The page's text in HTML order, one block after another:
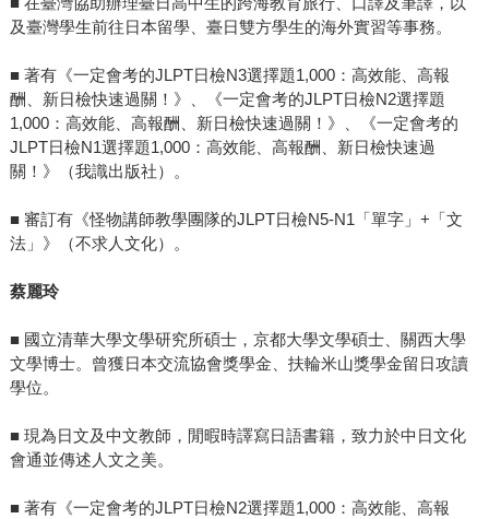
及臺灣學生前往日本留學、臺日雙方學生的海外實習等事務。
■ 著有《一定會考的JLPT日檢N3選擇題1,000：高效能、高報
酬、新日檢快速過關！》、《一定會考的JLPT日檢N2選擇題
1,000：高效能、高報酬、新日檢快速過關！》、《一定會考的
JLPT日檢N1選擇題1,000：高效能、高報酬、新日檢快速過
關！》（我識出版社）。
■ 審訂有《怪物講師教學團隊的JLPT日檢N5-N1「單字」+「文
法」》（不求人文化）。
蔡麗玲
■ 國立清華大學文學研究所碩士，京都大學文學碩士、關西大學
文學博士。曾獲日本交流協會獎學金、扶輪米山獎學金留日攻讀
學位。
■ 現為日文及中文教師，閒暇時譯寫日語書籍，致力於中日文化
會通並傳述人文之美。
■ 著有《一定會考的JLPT日檢N2選擇題1,000：高效能、高報